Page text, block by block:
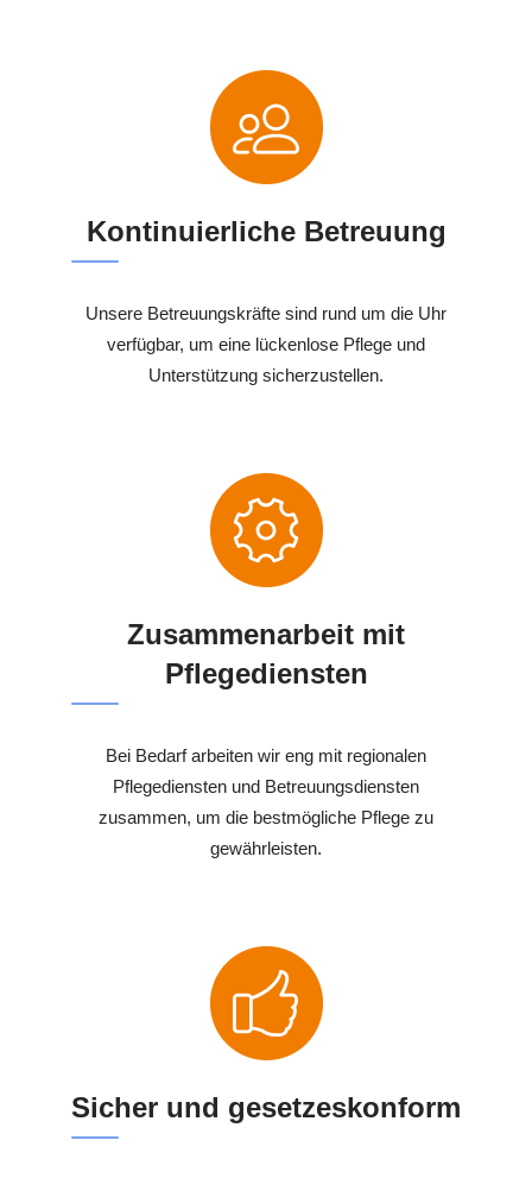
Kontinuierliche Betreuung
Unsere Betreuungskräfte sind rund um die Uhr
verfügbar, um eine lückenlose Pflege und
Unterstützung sicherzustellen.
Zusammenarbeit mit
Pflegediensten
Bei Bedarf arbeiten wir eng mit regionalen
Pflegediensten und Betreuungsdiensten
zusammen, um die bestmögliche Pflege zu
gewährleisten.
Sicher und gesetzeskonform